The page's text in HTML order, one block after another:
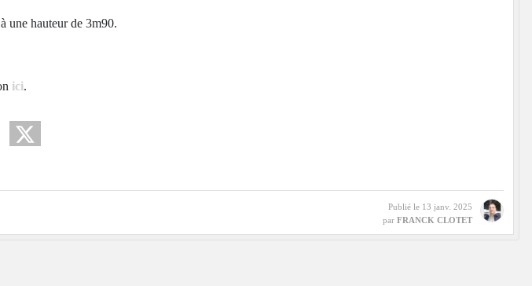
une hauteur de 3m90.
ici.
Publié le 13 janv. 2025
par FRANCK CLOTET